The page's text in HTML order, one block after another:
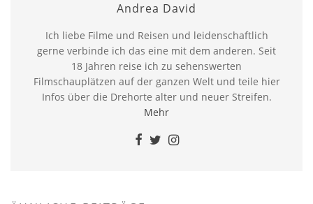
Andrea David
Ich liebe Filme und Reisen und leidenschaftlich
gerne verbinde ich das eine mit dem anderen. Seit
18 Jahren reise ich zu sehenswerten
Filmschauplätzen auf der ganzen Welt und teile hier
Infos über die Drehorte alter und neuer Streifen.
Mehr